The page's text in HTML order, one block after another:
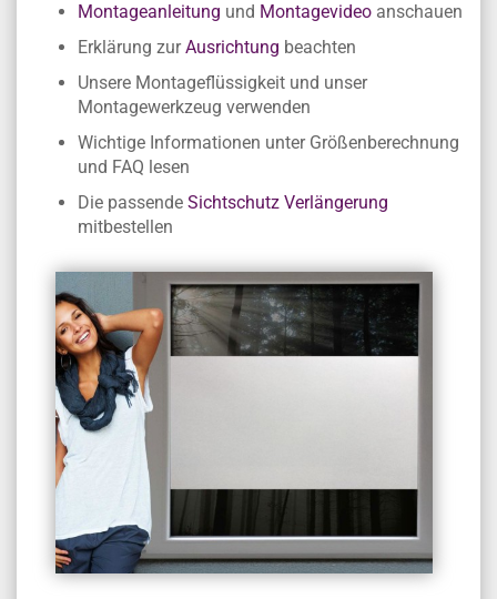
Montageanleitung und Montagevideo anschauen
Erklärung zurAusrichtung beachten
Unsere Montageflüssigkeit und unser
Montagewerkzeug verwenden
Wichtige Informationen unter Größenberechnung
und FAQ lesen
Die passende Sichtschutz Verlängerung
mitbestellen